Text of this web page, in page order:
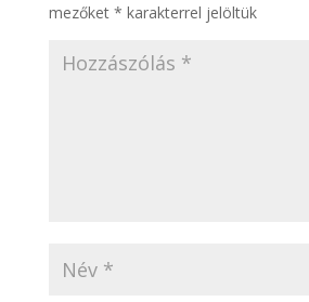
mezőket * karakterrel jelöltük